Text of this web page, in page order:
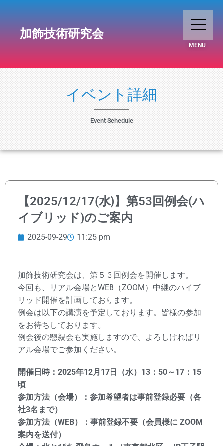
加飾技術研究会
MENU
イベント詳細
Event Schedule
【2025/12/17(水)】第53回例会(ハ
イブリッド)のご案内
2025-09-29 11:25 pm
加飾技術研究会は、第５３回例会を開催します。
今回も、リアル会場とWEB（ZOOM）中継のハイブ
リッド開催を計画しております。
例会は以下の講演を予定しております。皆様の参加
をお待ちしております。
例会後の懇親会も実施しますので、よろしければリ
アル会場でご参加ください。
開催日時：2025年12月17日（水）13：50～17：15
頃
参加方法（会場）：参加希望者は事前登録必要（各
社3名まで）
参加方法（WEB）：事前登録不要（会員様に ZOOM
案内を送付）